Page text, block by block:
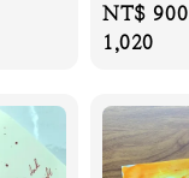
Regular
price
NT$ 900
1,020